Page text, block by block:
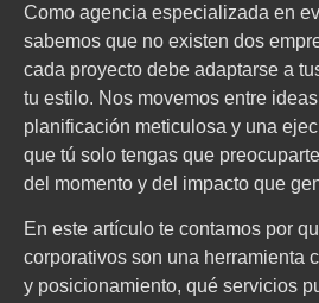
Como agencia especializada en
sabemos que no existen dos
cada proyecto debe adaptarse a
tu estilo. Nos movemos entre
planificación meticulosa y una
que tú solo tengas que
del momento y del impacto que
En este artículo te contamos por
corporativos son una herramienta
y posicionamiento, qué servicios